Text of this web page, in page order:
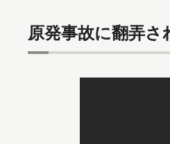
原発事故に翻弄さ